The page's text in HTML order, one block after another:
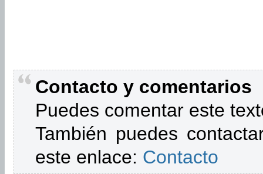
Contacto y comentarios
Puedes comentar este
También puedes
este enlace: Contacto